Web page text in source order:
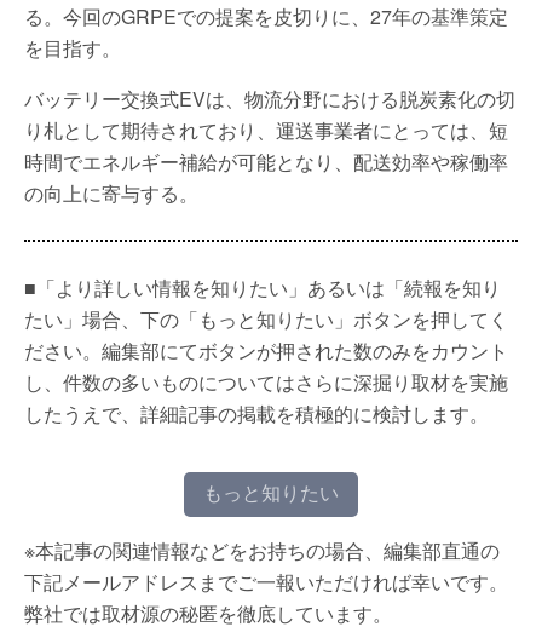
る。今回のGRPEでの提案を皮切りに、27年の基準策定
を目指す。
バッテリー交換式EVは、物流分野における脱炭素化の切
り札として期待されており、運送事業者にとっては、短
時間でエネルギー補給が可能となり、配送効率や稼働率
の向上に寄与する。
■「より詳しい情報を知りたい」あるいは「続報を知り
たい」場合、下の「もっと知りたい」ボタンを押してく
ださい。編集部にてボタンが押された数のみをカウント
し、件数の多いものについてはさらに深掘り取材を実施
したうえで、詳細記事の掲載を積極的に検討します。
もっと知りたい
※本記事の関連情報などをお持ちの場合、編集部直通の
下記メールアドレスまでご一報いただければ幸いです。
弊社では取材源の秘匿を徹底しています。